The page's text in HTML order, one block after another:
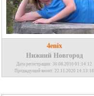
4enix
Нижний Новгород
Дата регистрации: 30.08.2010 01:14:12
Предыдущий визит: 22.11.2020 14:13:18